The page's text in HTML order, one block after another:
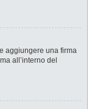
aggiungere una firma
all’interno del